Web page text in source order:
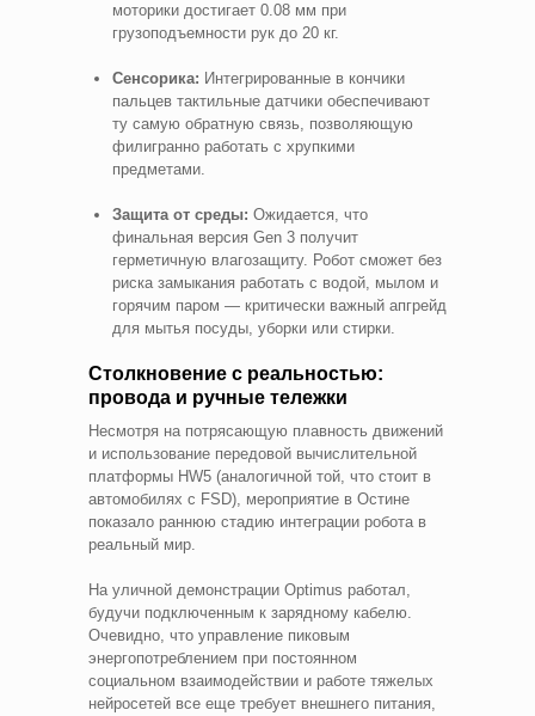
моторики достигает 0.08 мм при
грузоподъемности рук до 20 кг.
Сенсорика: Интегрированные в кончики
пальцев тактильные датчики обеспечивают
ту самую обратную связь, позволяющую
филигранно работать с хрупкими
предметами.
Защита от среды: Ожидается, что
финальная версия Gen 3 получит
герметичную влагозащиту. Робот сможет без
риска замыкания работать с водой, мылом и
горячим паром — критически важный апгрейд
для мытья посуды, уборки или стирки.
Столкновение с реальностью:
провода и ручные тележки
Несмотря на потрясающую плавность движений
и использование передовой вычислительной
платформы HW5 (аналогичной той, что стоит в
автомобилях с FSD), мероприятие в Остине
показало раннюю стадию интеграции робота в
реальный мир.
На уличной демонстрации Optimus работал,
будучи подключенным к зарядному кабелю.
Очевидно, что управление пиковым
энергопотреблением при постоянном
социальном взаимодействии и работе тяжелых
нейросетей все еще требует внешнего питания,